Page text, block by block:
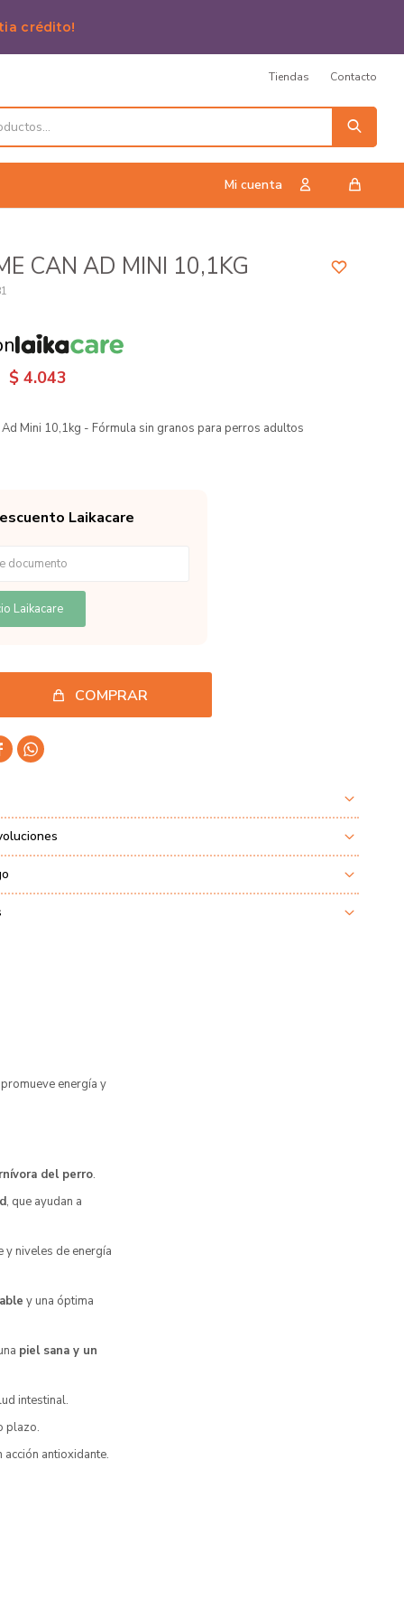
crédito!
Tiendas Contacto
CAN AD MINI 10,1KG
$ 4.043
Ad Mini 10,1kg - Fórmula sin granos para perros adultos
Laikacare
Laikacare
COMPRAR

energía y
del perro.
, que ayudan a
y niveles de energía
y una óptima
piel sana y un
intestinal.
plazo.
antioxidante.